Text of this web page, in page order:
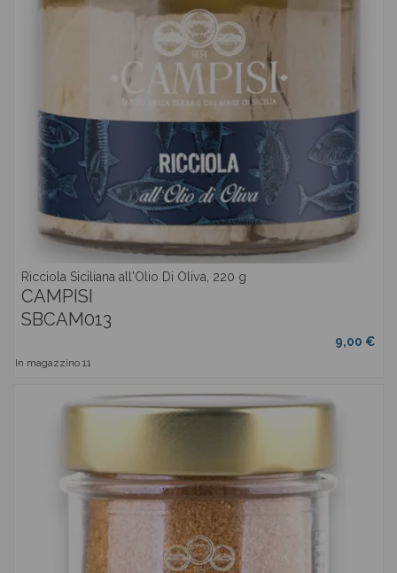
Ricciola Siciliana all'Olio Di Oliva, 220 g
CAMPISI
SBCAM013
9,00 €
In magazzino 11